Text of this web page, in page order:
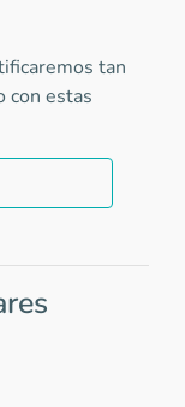
tan
con estas